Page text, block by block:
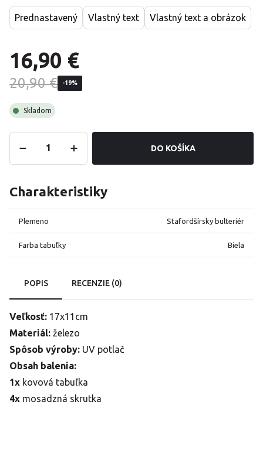
Prednastavený Vlastný text Vlastný text a obrázok
16,90 €
20,90 € -19%
Skladom
DO KOŠÍKA
Charakteristiky
Plemeno Stafordšírsky bulteriér
Farba tabuľky Biela
POPIS RECENZIE (0)
Veľkosť: 17x11cm
Materiál: železo
Spôsob výroby: UV potlač
Obsah balenia:
1x kovová tabuľka
4x mosadzná skrutka